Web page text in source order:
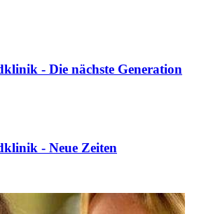
- Die nächste Generation
- Neue Zeiten